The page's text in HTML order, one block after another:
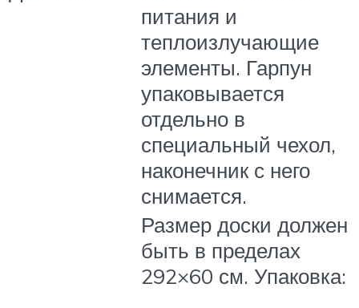
питания и
теплоизлучающие
элементы. Гарпун
упаковывается
отдельно в
специальный чехол,
наконечник с него
снимается.
Размер доски должен
быть в пределах
292×60 см. Упаковка: